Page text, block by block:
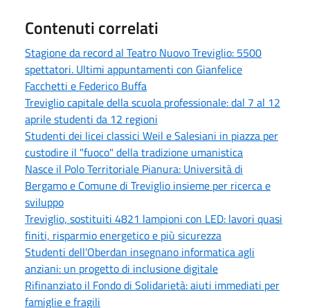
Contenuti correlati
Stagione da record al Teatro Nuovo Treviglio: 5500
spettatori. Ultimi appuntamenti con Gianfelice
Facchetti e Federico Buffa
Treviglio capitale della scuola professionale: dal 7 al 12
aprile studenti da 12 regioni
Studenti dei licei classici Weil e Salesiani in piazza per
custodire il "fuoco" della tradizione umanistica
Nasce il Polo Territoriale Pianura: Università di
Bergamo e Comune di Treviglio insieme per ricerca e
sviluppo
Treviglio, sostituiti 4821 lampioni con LED: lavori quasi
finiti, risparmio energetico e più sicurezza
Studenti dell'Oberdan insegnano informatica agli
anziani: un progetto di inclusione digitale
Rifinanziato il Fondo di Solidarietà: aiuti immediati per
famiglie e fragili